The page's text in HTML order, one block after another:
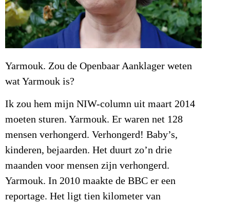
Yarmouk. Zou de Openbaar Aanklager weten
wat Yarmouk is?
Ik zou hem mijn NIW-column uit maart 2014
moeten sturen. Yarmouk. Er waren net 128
mensen verhongerd. Verhongerd! Baby’s,
kinderen, bejaarden. Het duurt zo’n drie
maanden voor mensen zijn verhongerd.
Yarmouk. In 2010 maakte de BBC er een
reportage. Het ligt tien kilometer van